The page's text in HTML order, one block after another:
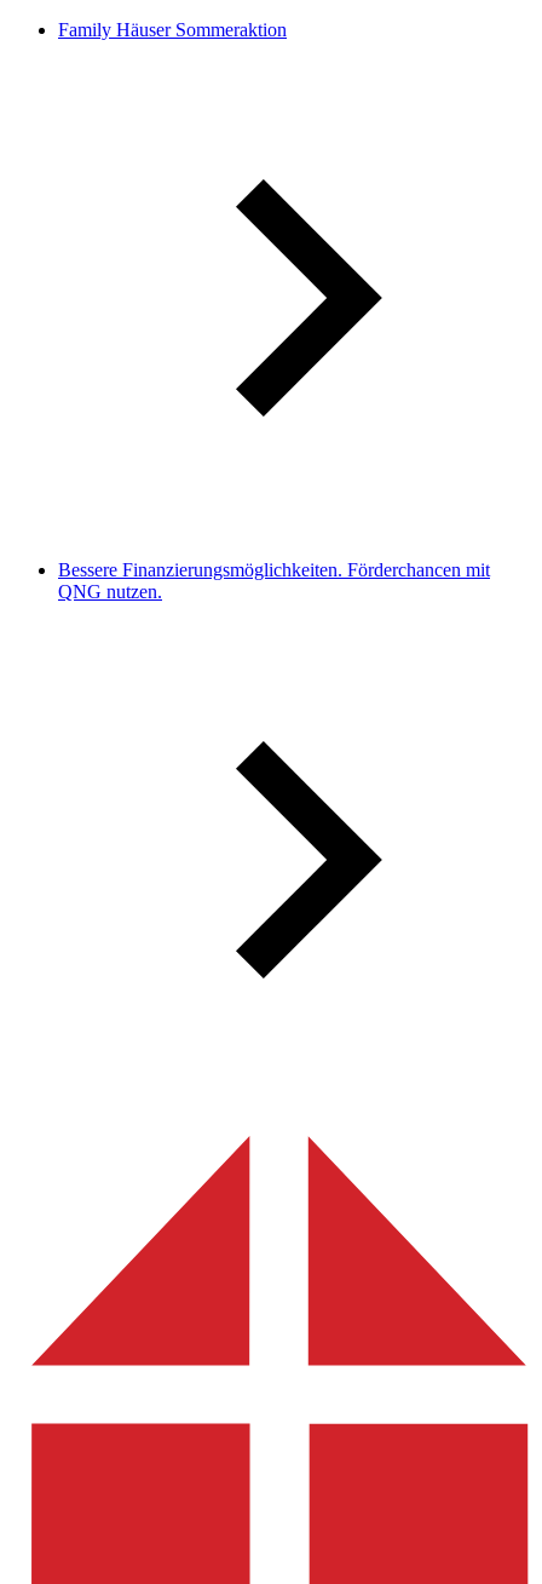
Family Häuser Sommeraktion
Bessere Finanzierungsmöglichkeiten. Förderchancen mit
QNG nutzen.